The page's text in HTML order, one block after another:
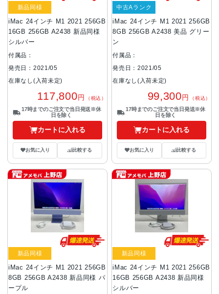
iMac 24インチ M1 2021 256GB
16GB 256GB A2438 新品同様
シルバー
新品同様
付属品：
発売日：2021/05
在庫なし(入荷未定)
117,800円 （税込）
17時までのご注文で当日発送※休
日を除く
カートに入れる
お気に入り 比較する
iMac 24インチ M1 2021 256GB
8GB 256GB A2438 美品 グリー
ン
中古Aランク
付属品：
発売日：2021/05
在庫なし(入荷未定)
99,300円 （税込）
17時までのご注文で当日発送※休
日を除く
カートに入れる
お気に入り 比較する
iMac 24インチ M1 2021 256GB
8GB 256GB A2438 新品同様 パ
ープル
新品同様
iMac 24インチ M1 2021 256GB
16GB 256GB A2438 新品同様
シルバー
新品同様